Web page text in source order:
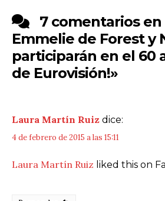
7 comentarios en
Emmelie de Forest y
participarán en el 60
de Eurovisión!»
Laura Martín Ruiz dice:
4 de febrero de 2015 a las 15:11
Laura Martín Ruiz liked this on